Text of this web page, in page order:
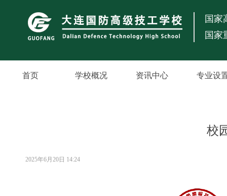
国家
国家
首页 学校概况 资讯中心 专业设
校
2025年6月20日 14:24